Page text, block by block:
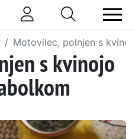
Motovilec, polnjen s
s kvinojo